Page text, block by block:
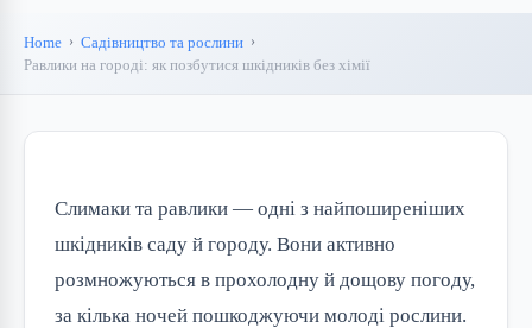
Home
Садівництво та рослини
Равлики на городі: як позбутися шкідників без хімії
Слимаки та равлики — одні з найпоширеніших
шкідників саду й городу. Вони активно
розмножуються в прохолодну й дощову погоду,
за кілька ночей пошкоджуючи молоді рослини.